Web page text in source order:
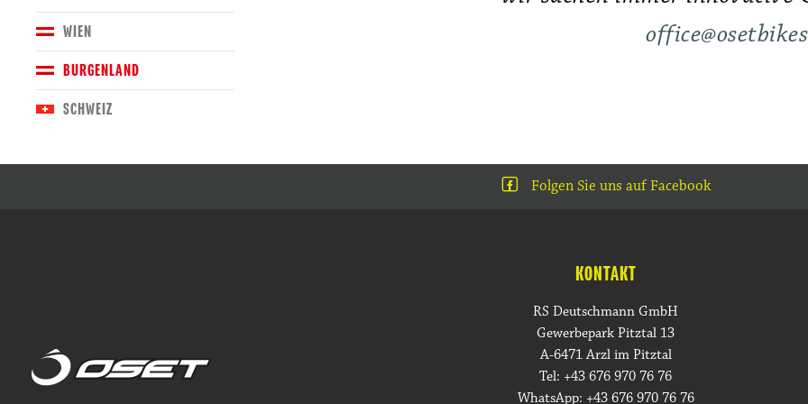
WIEN
BURGENLAND
SCHWEIZ
Folgen Sie uns auf Facebook
KONTAKT
RS Deutschmann GmbH
Gewerbepark Pitztal 13
A-6471 Arzl im Pitztal
Tel: +43 676 970 76 76
WhatsApp: +43 676 970 76 76